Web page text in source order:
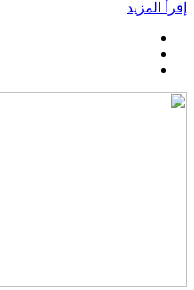
إقرأ المزيد